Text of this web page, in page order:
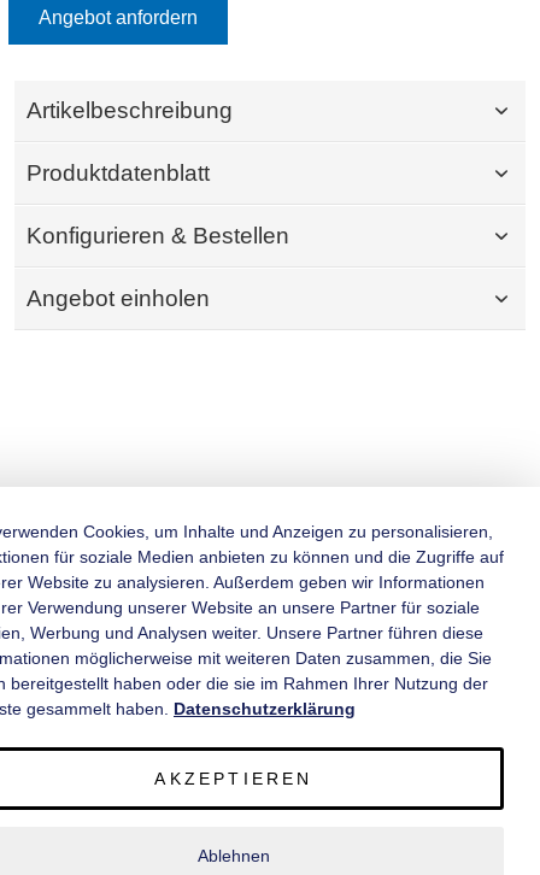
Angebot anfordern
Artikelbeschreibung
Produktdatenblatt
Konfigurieren & Bestellen
Angebot einholen
KATEGORIEN
INFORMATIONEN
Cookies, um Inhalte und Anzeigen zu personalisieren,
für soziale Medien anbieten zu können und die Zugriffe auf
Website zu analysieren. Außerdem geben wir Informationen
Verwendung unserer Website an unsere Partner für soziale
Werbung und Analysen weiter. Unsere Partner führen diese
möglicherweise mit weiteren Daten zusammen, die Sie
bereitgestellt haben oder die sie im Rahmen Ihrer Nutzung der
gesammelt haben. Datenschutzerklärung
AKZEPTIEREN
Ablehnen